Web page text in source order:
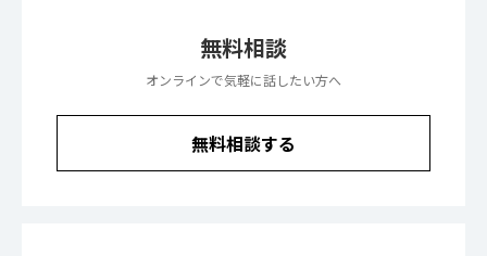
無料相談
オンラインで気軽に話したい方へ
無料相談する